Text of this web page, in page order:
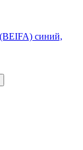
синий,